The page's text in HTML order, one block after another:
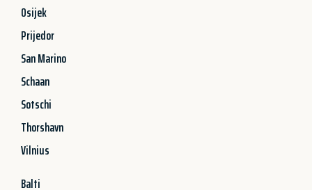
Osijek
Prijedor
San Marino
Schaan
Sotschi
Thorshavn
Vilnius
Balti